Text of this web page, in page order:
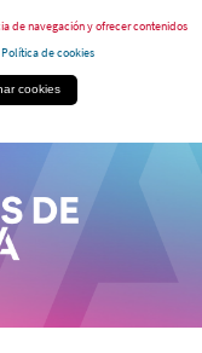
de navegación y ofrecer contenidos
Política de cookies
cookies